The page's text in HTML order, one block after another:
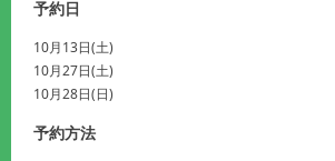
予約日
10月13日(土)
10月27日(土)
10月28日(日)
予約方法